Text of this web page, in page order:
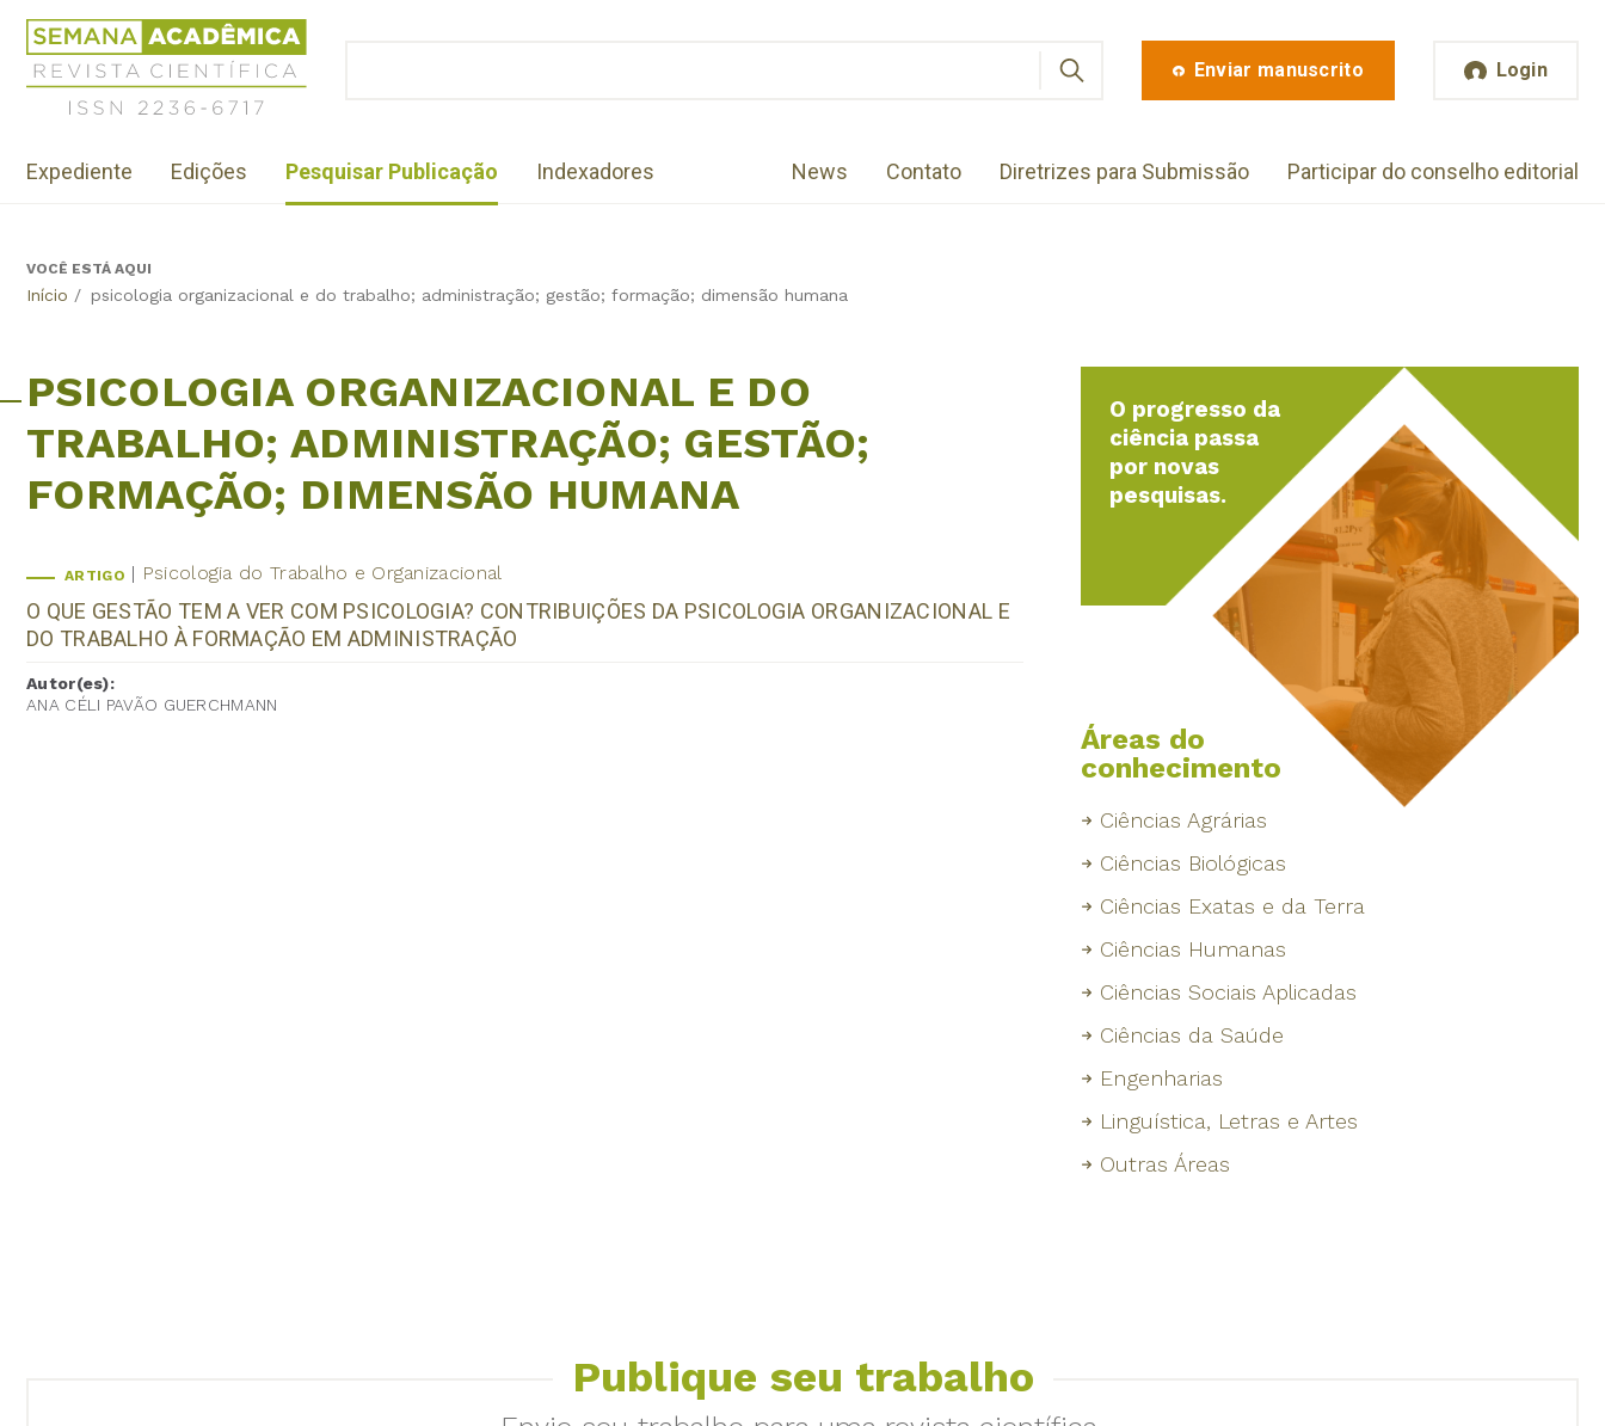
Jump
navigation
Revista
Científica
Semana
Acadêmica
2236-
Enviar manuscrito Login
Menu
institutional
Expediente Edições Pesquisar Publicação Indexadores News Contato Diretrizes para Submissão Participar do conselho editorial
BackVOCÊ ESTÁ AQUI
Início / psicologia organizacional e do trabalho; administração; gestão; formação; dimensão humana
PSICOLOGIA ORGANIZACIONAL E DO
TRABALHO; ADMINISTRAÇÃO; GESTÃO;
FORMAÇÃO; DIMENSÃO HUMANA
ARTIGO Psicologia do Trabalho e Organizacional
O QUE GESTÃO TEM A VER COM PSICOLOGIA? CONTRIBUIÇÕES DA PSICOLOGIA ORGANIZACIONAL E
DO TRABALHO À FORMAÇÃO EM ADMINISTRAÇÃO
Autor(es):
ANA CÉLI PAVÃO GUERCHMANN
O progresso da
ciência passa
por novas
pesquisas.
Áreas do
conhecimento
Ciências Agrárias
Ciências Biológicas
Ciências Exatas e da Terra
Ciências Humanas
Ciências Sociais Aplicadas
Ciências da Saúde
Engenharias
Linguística, Letras e Artes
Outras Áreas
Publique seu trabalho